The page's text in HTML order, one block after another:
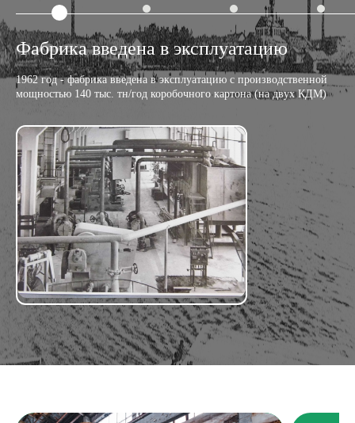
Фабрика введена в эксплуатацию
1962 год - фабрика введена в эксплуатацию с производственной
мощностью 140 тыс. тн/год коробочного картона (на двух КДМ)